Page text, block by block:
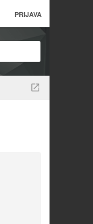
PRIJAVA